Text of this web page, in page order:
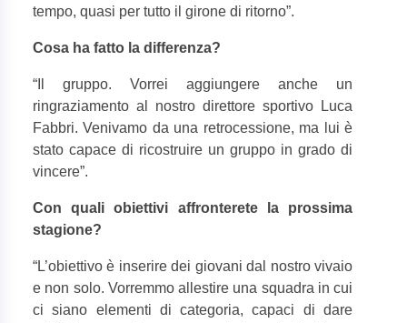
tempo, quasi per tutto il girone di ritorno”.
Cosa ha fatto la differenza?
“ Il gruppo. Vorrei aggiungere anche un
ringraziamento al nostro direttore sportivo Luca
Fabbri. Venivamo da una retrocessione, ma lui è
stato capace di ricostruire un gruppo in grado di
vincere”.
Con quali obiettivi affronterete la prossima
stagione?
“L’obiettivo è inserire dei giovani dal nostro vivaio
e non solo. Vorremmo allestire una squadra in cui
ci siano elementi di categoria, capaci di dare